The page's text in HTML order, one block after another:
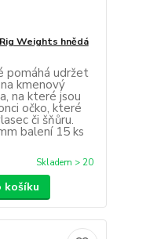
Weights hnědá
pomáhá udržet
kmenový
na které jsou
očko, které
či šňůru.
balení 15 ks
Skladem > 20
košíku